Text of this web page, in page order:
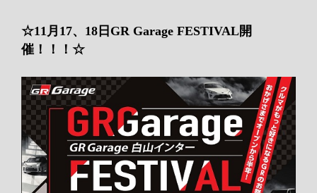
☆11月17、18日GR Garage FESTIVAL開
催！！！☆